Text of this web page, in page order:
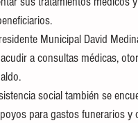
Municipal David
a consultas médicas,
social también se
para gastos funerarios